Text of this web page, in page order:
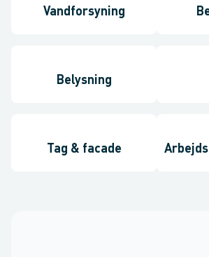
Vandforsyning
Belysning
Tag & facade